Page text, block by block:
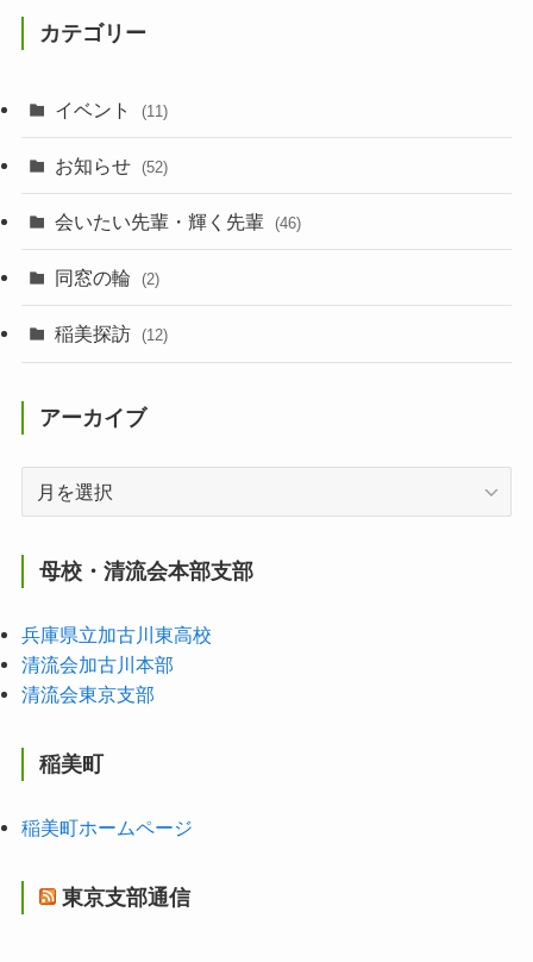
カテゴリー
イベント (11)
お知らせ (52)
会いたい先輩・輝く先輩 (46)
同窓の輪 (2)
稲美探訪 (12)
アーカイブ
母校・清流会本部支部
兵庫県立加古川東高校
清流会加古川本部
清流会東京支部
稲美町
稲美町ホームページ
東京支部通信